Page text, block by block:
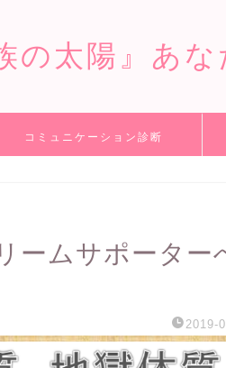
の太陽』あ
コミュニケーション診断
ームサポーター
2019-